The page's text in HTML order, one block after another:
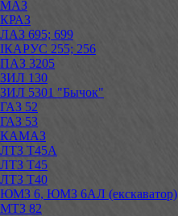
МАЗ
КРАЗ
ЛАЗ 695; 699
ІКАРУС 255; 256
ПАЗ 3205
ЗИЛ 130
ЗИЛ 5301 "Бычок"
ГАЗ 52
ГАЗ 53
КАМАЗ
ЛТЗ Т45А
ЛТЗ Т45
ЛТЗ Т40
ЮМЗ 6, ЮМЗ 6АЛ (екскаватор)
МТЗ 82